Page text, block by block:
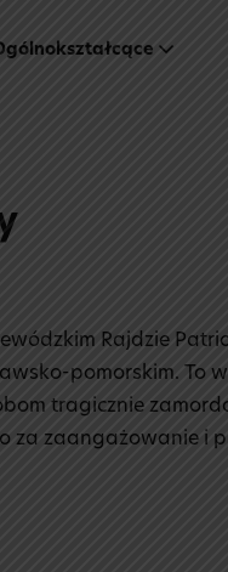
Rajdzie
pomorskim. To
tragicznie
za zaangażowanie i